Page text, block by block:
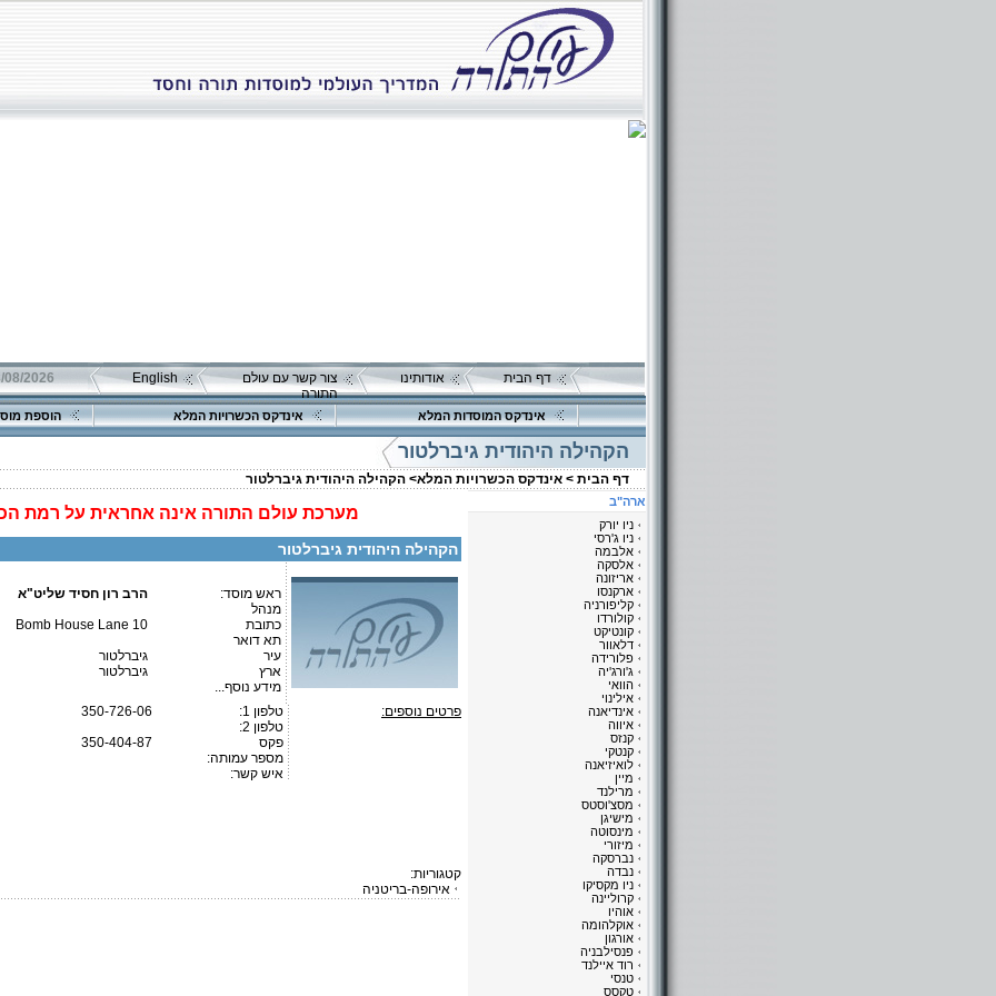
דף הבית אודותינו
צור קשר עם עולם
התורה
English 08/08/2026 שבת כ"ה
אינדקס המוסדות המלא אינדקס הכשרויות המלא הוספת
הקהילה היהודית גיברלטור
דף הבית > אינדקס הכשרויות המלא> הקהילה היהודית גיברלטור
מערכת עולם התורה אינה אחראית על רמת
הקהילה היהודית גיברלטור
ראש מוסד:
הרב רון חסיד שליט"א
מנהל
כתובת
10 Bomb House Lane
תא דואר
עיר
גיברלטור
ארץ
גיברלטור
מידע נוסף...
פרטים נוספים:
טלפון 1:
טלפון 2:
פקס
מספר עמותה:
איש קשר:
350-726-06
350-404-87
קטגוריות:
אירופה-בריטניה
ארה"ב
ניו יורק
ניו ג'רסי
אלבמה
אלסקה
אריזונה
ארקנסו
קליפורניה
קולורדו
קונטיקט
דלאוור
פלורידה
ג'ורג'יה
הוואי
אילינוי
אינדיאנה
איווה
קנזס
קנטקי
לואיזיאנה
מיין
מרילנד
מסצ'וסטס
מישיגן
מינסוטה
מיזורי
נברסקה
נבדה
ניו מקסיקו
קרוליינה
אוהיו
אוקלהומה
אורגון
פנסילבניה
רוד איילנד
טנסי
טקסס